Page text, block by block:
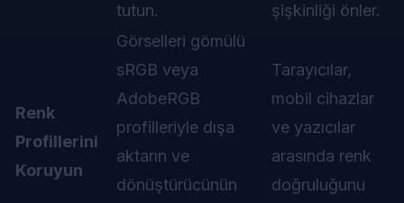
tutun.
şişkinliği önler.
Renk
Profillerini
Koruyun
Görselleri gömülü
sRGB veya
AdobeRGB
profilleriyle dışa
aktarın ve
dönüştürücünün
Tarayıcılar,
mobil cihazlar
ve yazıcılar
arasında renk
doğruluğunu